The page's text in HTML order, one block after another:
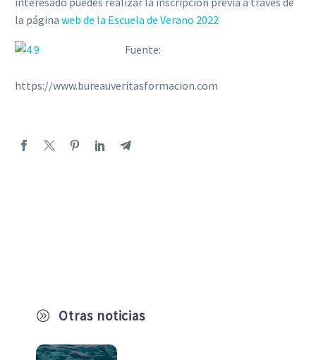
A Otras noticias
la página web de la Escuela de Verano 2022
Fuente:
https://www.bureauveritasformacion.com